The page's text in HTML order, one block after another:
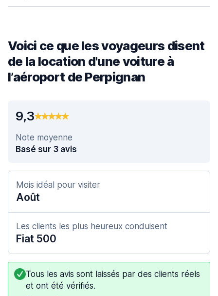
Voici ce que les voyageurs disent
de la location d'une voiture à
l’aéroport de Perpignan
9,3
Note moyenne
Basé sur 3 avis
Mois idéal pour visiter
Août
Les clients les plus heureux conduisent
Fiat 500
Tous les avis sont laissés par des clients réels
et ont été vérifiés.